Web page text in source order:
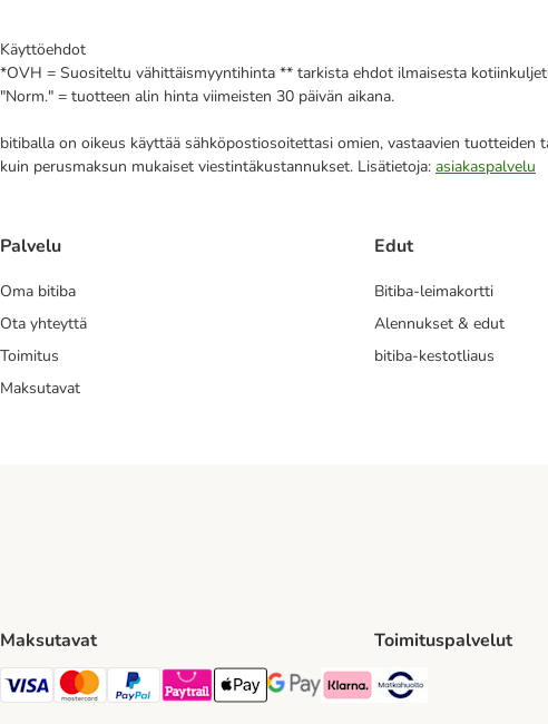
Käyttöehdot
*OVH = Suositeltu vähittäismyyntihinta ** tarkista ehdot ilmaisesta
"Norm." = tuotteen alin hinta viimeisten 30 päivän aikana.
bitiballa on oikeus käyttää sähköpostiosoitettasi omien, vastaavien
kuin perusmaksun mukaiset viestintäkustannukset. Lisätietoja: asiakaspalvelu
Palvelu
Oma bitiba
Ota yhteyttä
Toimitus
Maksutavat
Edut
Bitiba-leimakortti
Alennukset & edut
bitiba-kestotliaus
Maksutavat
VISA Payment Method
Mastercard Payment Method
Paypal Payment Method
Paytrail Payment Method
Apple Pay Payment Method
Google Pay Payment Method
Klarna Payment Method
Toimituspalvelut